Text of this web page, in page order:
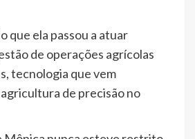
que ela passou a atuar
de operações agrícolas
tecnologia que vem
de precisão no